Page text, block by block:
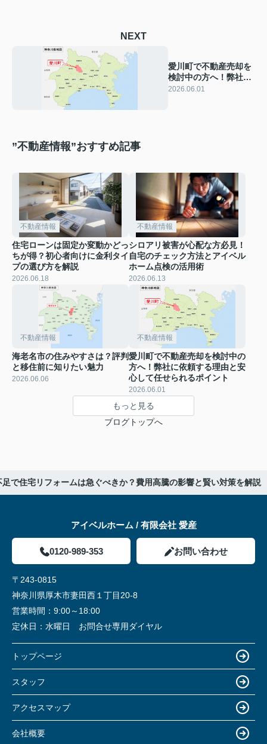
NEXT
愛川町で不動産売却を
検討中の方へ！弊社に
依頼する理由と安心し
2026.06.01
”不動産情報”おすすめ記事
不動産情報
住宅ローンは固定か変動かどっ
ちが得？初心者向けに金利タイ
プの選び方を解説
2026.06.18
不動産情報
シロアリ被害が心配な方必見！
自宅のチェック方法とアイベル
ホーム点検の活用術
2026.06.13
不動産情報
海老名市の住みやすさは？評判
と移住前に知りたい魅力
2026.06.06
不動産情報
愛川町で不動産売却を検討中の
方へ！弊社に依頼する理由と安
心して任せられるポイント
2026.06.01
もっと見る
ブログトップへ
足で住宅リフォームは急ぐべきか？費用高騰の影響と賢い対策を解説
アイベルホーム / 有限会社 愛産
0120-989-353 お問い合わせ
〒243-0815
神奈川県厚木市妻田西１丁目20-8
営業時間： 9:00～18:00
定休日： 水曜日 お問合せ専用ダイヤル
トップページ
スタッフ
アクセスマップ
会社概要